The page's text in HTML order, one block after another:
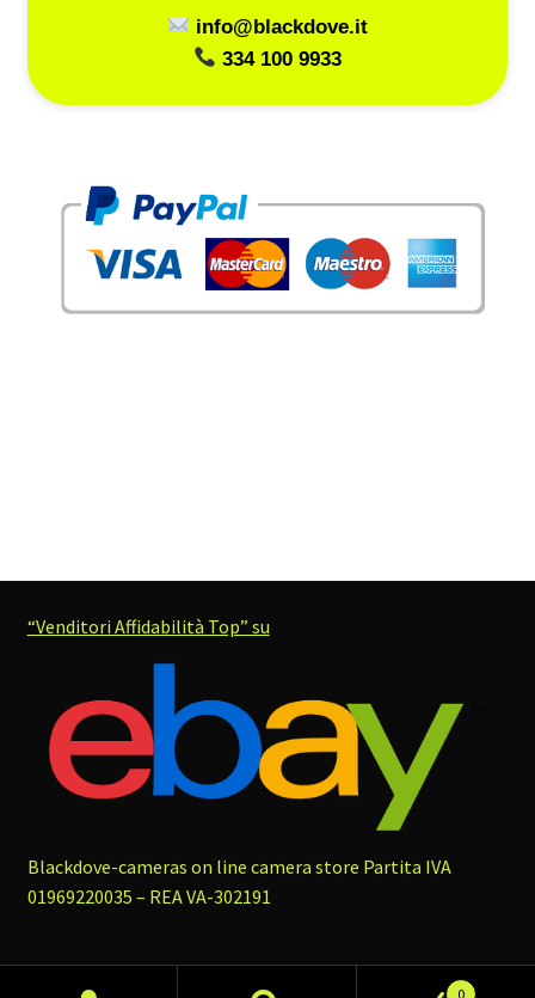
info@blackdove.it
334 100 9933
“Venditori Affidabilità Top” su
Blackdove-cameras on line camera store Partita IVA
01969220035 – REA VA-302191
0